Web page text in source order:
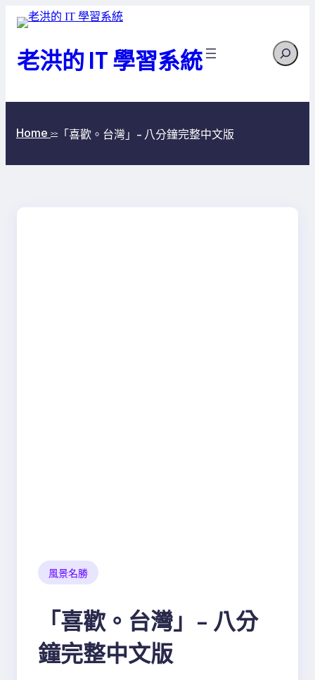
老洪的 IT 學習系統 Search
Home >> 「喜歡。台灣」- 八分鐘完整中文版
風景名勝
「喜歡。台灣」- 八分
鐘完整中文版